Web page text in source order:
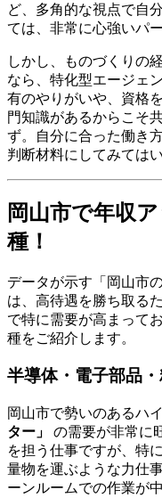
ど、多角的な視点で自
ては、非常に心強いパ
しかし、ものづくりの
なら、特化型エージェ
有のやりがいや、資格
門知識があるからこそ
ず。自分に合った働き
判断材料にしてみては
岡山市で年収
種！
データが示す「岡山市
は、高待遇を勝ち取る
で特に需要が高まって
種をご紹介します。
半導体・電子部品
岡山市で勢いのあるハ
ター」
の需要が非常に
を担う仕事ですが、特
量物を運ぶような力仕
ーンルームでの作業が